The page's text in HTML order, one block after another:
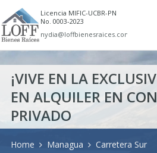
Licencia MIFIC-UCBR-PN
No. 0003-2023
nydia@loffbienesraices.com
¡VIVE EN LA
EN ALQUILER EN
PRIVADO
Home Managua Carretera Sur